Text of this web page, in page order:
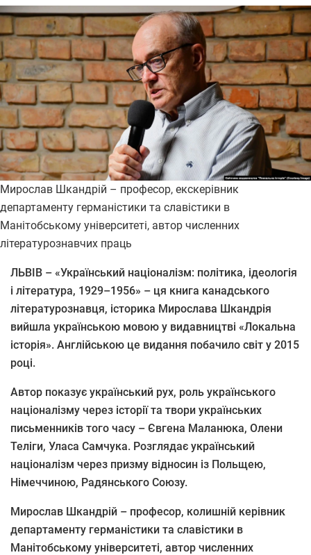
Мирослав Шкандрій – професор, екскерівник
департаменту германістики та славістики в
Манітобському університеті, автор численних
літературознавчих праць
ЛЬВІВ – «Український націоналізм: політика, ідеологія
і література, 1929–1956» – ця книга канадського
літературознавця, історика Мирослава Шкандрія
вийшла українською мовою у видавництві «Локальна
історія». Англійською це видання побачило світ у 2015
році.
Автор показує український рух, роль українського
націоналізму через історії та твори українських
письменників того часу – Євгена Маланюка, Олени
Теліги, Уласа Самчука. Розглядає український
націоналізм через призму відносин із Польщею,
Німеччиною, Радянського Союзу.
Мирослав Шкандрій – професор, колишній керівник
департаменту германістики та славістики в
Манітобському університеті, автор численних